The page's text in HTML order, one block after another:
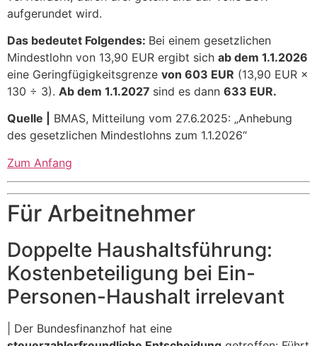
aufgerundet wird.
Das bedeutet Folgendes: Bei einem gesetzlichen
Mindestlohn von 13,90 EUR ergibt sich ab dem 1.1.2026
eine Geringfügigkeitsgrenze von 603 EUR (13,90 EUR ×
130 ÷ 3). Ab dem 1.1.2027 sind es dann 633 EUR.
Quelle |
BMAS, Mitteilung vom 27.6.2025: „Anhebung
des gesetzlichen Mindestlohns zum 1.1.2026“
Zum Anfang
Für Arbeitnehmer
Doppelte Haushaltsführung:
Kostenbeteiligung bei Ein-
Personen-Haushalt irrelevant
| Der Bundesfinanzhof hat eine